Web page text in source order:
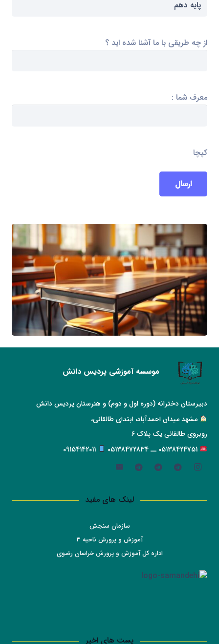
از چه طریقی با ما آشنا شده اید ؟
معرف شما :
کپچا
موسسه آموزشی پردیس دانش
دبیرستان دخترانه (دوره اول و دوم) و هنرستان پردیس دانش
مشهد میدان احمدآباد، ابتدای طالقانی،
روبروی طالقانی یک پلاک 6
لینک های مفید
سازمان سنجش
آموزش و پرورش ناحیه 3
اداره کل آموزش و پرورش خراسان رضوی
پست های اخیر